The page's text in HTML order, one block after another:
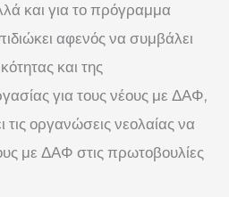
και για το πρόγραμμα
αφενός να συμβάλει
και της
για τους νέους με ΔΑΦ,
τις οργανώσεις νεολαίας να
με ΔΑΦ στις πρωτοβουλίες